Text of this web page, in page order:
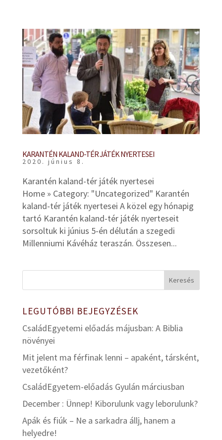
KARANTÉN KALAND-TÉR JÁTÉK NYERTESEI
2020. június 8.
Karantén kaland-tér játék nyertesei
Home » Category: "Uncategorized" Karantén
kaland-tér játék nyertesei A közel egy hónapig
tartó Karantén kaland-tér játék nyerteseit
sorsoltuk ki június 5-én délután a szegedi
Millenniumi Kávéház teraszán. Összesen...
LEGUTÓBBI BEJEGYZÉSEK
CsaládEgyetemi előadás májusban: A Biblia
növényei
Mit jelent ma férfinak lenni – apaként, társként,
vezetőként?
CsaládEgyetem-előadás Gyulán márciusban
December : Ünnep! Kiborulunk vagy leborulunk?
Apák és fiúk – Ne a sarkadra állj, hanem a
helyedre!